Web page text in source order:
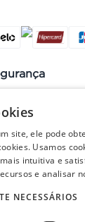
de
Em caso de
do pedido.
site, ele pode
Usamos
intuitiva e
e analisar
NECESSÁRIOS